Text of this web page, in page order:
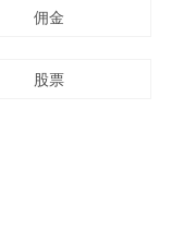
佣金
股票